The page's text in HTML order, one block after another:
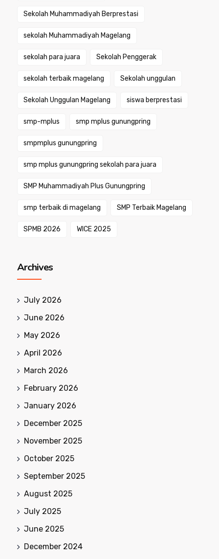
Sekolah Muhammadiyah Berprestasi
sekolah Muhammadiyah Magelang
sekolah para juara Sekolah Penggerak
sekolah terbaik magelang Sekolah unggulan
Sekolah Unggulan Magelang siswa berprestasi
smp-mplus smp mplus gunungpring
smpmplus gunungpring
smp mplus gunungpring sekolah para juara
SMP Muhammadiyah Plus Gunungpring
smp terbaik di magelang SMP Terbaik Magelang
SPMB 2026 WICE 2025
Archives
July 2026
June 2026
May 2026
April 2026
March 2026
February 2026
January 2026
December 2025
November 2025
October 2025
September 2025
August 2025
July 2025
June 2025
December 2024